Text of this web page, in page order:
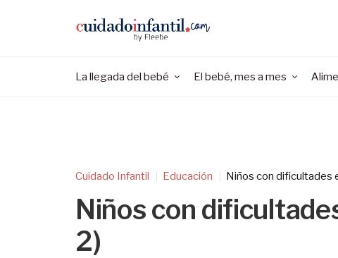
La llegada del bebé El bebé, mes a mes
Cuidado Infantil Educación Niños con dificultades
Niños con
2)